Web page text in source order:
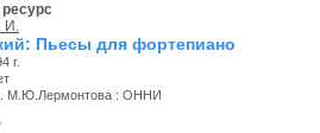
И.
Пьесы для фортепиано
г.
М.Ю.Лермонтова : ОННИ